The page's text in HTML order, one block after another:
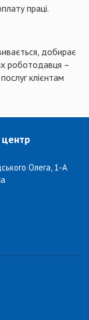
праці.
добирає
роботодавця –
клієнтам
центр
Олега, 1-А